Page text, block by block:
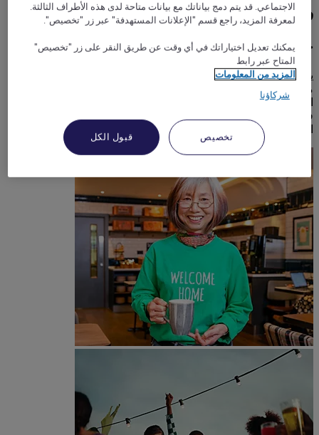
فريقٌ لا تفارقه الابتسامة لتلبية احتياجاتك
خدمة ترحيبية
ينتظرك كل فرد من أفراد فريقنا بابتسامة ليرحّب بك. استفد من
معرفة خبرائنا عند الانطلاق لاستكشاف وجهتك. احصل على
المساعدة الفورية مع أي مشكلة تواجهها. أينما كانت وجهتك، ستجد
في إيبيس ستايلز منزلاً ثانياً في انتظارك بفضل التزامنا بالخدمة
الاجتماعي. قد يتم دمج بياناتك مع بيانات متاحة لدى هذه الأطراف الثالثة.
لمعرفة المزيد، راجع قسم "الإعلانات المستهدفة" عبر زر "تخصيص".
يمكنك تعديل اختياراتك في أي وقت عن طريق النقر على زر "تخصيص"
المتاح عبر رابط
المزيد من المعلومات
شركاؤنا
تخصيص قبول الكل